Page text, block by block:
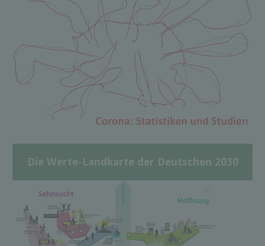
Die Werte-Landkarte der Deutschen 2030